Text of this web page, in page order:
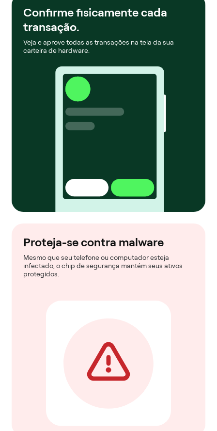
Confirme fisicamente cada
transação.
Veja e aprove todas as transações na tela da sua
carteira de hardware.
Proteja-se contra malware
Mesmo que seu telefone ou computador esteja
infectado, o chip de segurança mantém seus ativos
protegidos.